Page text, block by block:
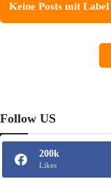
Keine Posts mit Label
Follow US
200k
Likes